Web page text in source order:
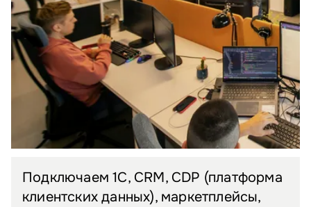
Подключаем 1С, CRM, CDP (платформа
клиентских данных), маркетплейсы,